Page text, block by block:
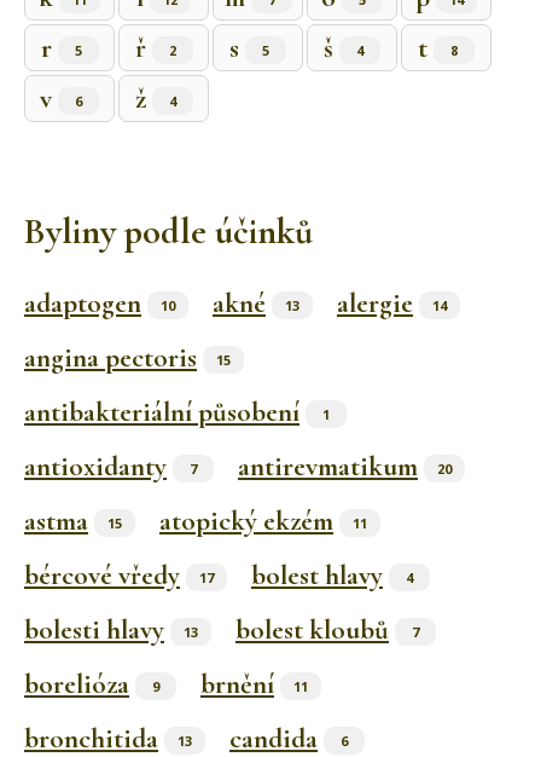
r 5 ř 2 s 5 š 4 t 8
v 6 ž 4
Byliny podle účinků
adaptogen 10 akné 13 alergie 14
angina pectoris 15
antibakteriální působení 1
antioxidanty 7 antirevmatikum 20
astma 15 atopický ekzém 11
bércové vředy 17 bolest hlavy 4
bolesti hlavy 13 bolest kloubů 7
borelióza 9 brnění 11
bronchitida 13 candida 6